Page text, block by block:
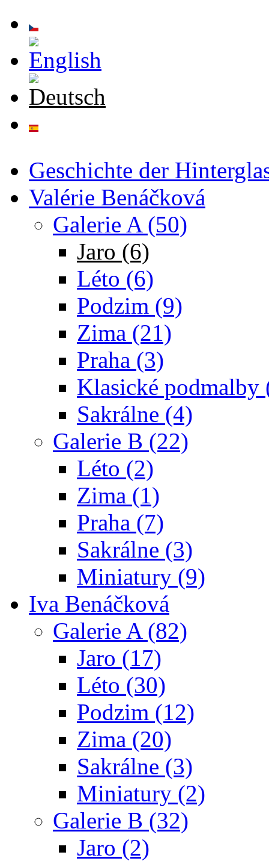
Geschichte der
Valérie Benáčková
Galerie A (50)
Jaro (6)
Léto (6)
Podzim (9)
Zima (21)
Praha (3)
Klasické podmalby
Sakrálne (4)
Galerie B (22)
Léto (2)
Zima (1)
Praha (7)
Sakrálne (3)
Miniatury (9)
Iva Benáčková
Galerie A (82)
Jaro (17)
Léto (30)
Podzim (12)
Zima (20)
Sakrálne (3)
Miniatury (2)
Galerie B (32)
Jaro (2)